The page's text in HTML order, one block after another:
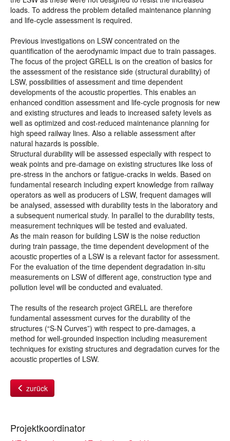
loads. To address the problem detailed maintenance planning
and life-cycle assessment is required.
Previous investigations on LSW concentrated on the
quantification of the aerodynamic impact due to train passages.
The focus of the project GRELL is on the creation of basics for
the assessment of the resistance side (structural durability) of
LSW, possibilities of assessment and time dependent
developments of the acoustic properties. This enables an
enhanced condition assessment and life-cycle prognosis for new
and existing structures and leads to increased safety levels as
well as optimized and cost-reduced maintenance planning for
high speed railway lines. Also a reliable assessment after
natural hazards is possible.
Structural durability will be assessed especially with respect to
weak points and pre-damage on existing structures like loss of
pre-stress in the anchors or fatigue-cracks in welds. Based on
fundamental research including expert knowledge from railway
operators as well as producers of LSW, frequent damages will
be analysed, assessed with durability tests in the laboratory and
a subsequent numerical study. In parallel to the durability tests,
measurement techniques will be tested and evaluated.
As the main reason for building LSW is the noise reduction
during train passage, the time dependent development of the
acoustic properties of a LSW is a relevant factor for assessment.
For the evaluation of the time dependent degradation in-situ
measurements on LSW of different age, construction type and
pollution level will be conducted and evaluated.
The results of the research project GRELL are therefore
fundamental assessment curves for the durability of the
structures (“S-N Curves”) with respect to pre-damages, a
method for well-grounded inspection including measurement
techniques for existing structures and degradation curves for the
acoustic properties of LSW.
zurück
Projektkoordinator